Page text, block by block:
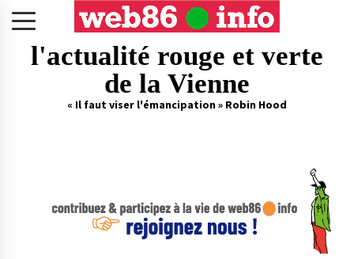
l'actualité rouge et verte
de la Vienne
« Il faut viser l'émancipation » Robin Hood